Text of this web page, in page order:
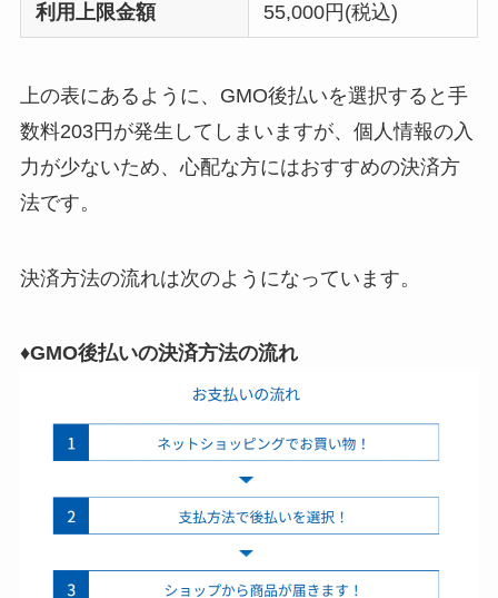
利用上限金額 55,000円(税込)
上の表にあるように、GMO後払いを選択すると手
数料203円が発生してしまいますが、個人情報の入
力が少ないため、心配な方にはおすすめの決済方
法です。
決済方法の流れは次のようになっています。
♦GMO後払いの決済方法の流れ